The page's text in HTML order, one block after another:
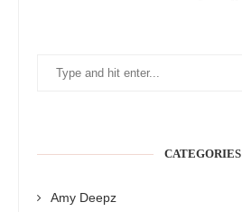
CATEGORIES
Amy Deepz